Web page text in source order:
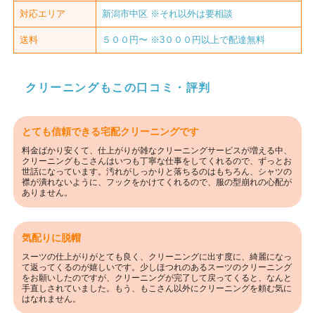
対応エリア 新潟市中区 ※それ以外は要相談
送料 ５００円〜 ※3０００円以上で配達無料
クリーニングもこの口コミ・評判
とても信頼できる宅配クリーニングです
料金ばかり安くて、仕上がりが雑なクリーニングサービスが増える中、
クリーニングもこさんはいつも丁寧な仕事をしてくれるので、ずっとお
世話になっています。汚れがしっかりと落ちるのはもちろん、シャツの
襟が潰れないように、フックをかけてくれるので、服の型崩れの心配が
ありません。
気配りに脱帽
スーツの仕上がりがとても良く、クリーニングに出す度に、綺麗になっ
て返ってくるのが嬉しいです。少しほつれのあるスーツのクリーニング
をお願いしたのですが、クリーニングが完了して戻ってくると、なんと
手直しされていました。もう、もこさん以外にクリーニングを頼む気に
はなれません。